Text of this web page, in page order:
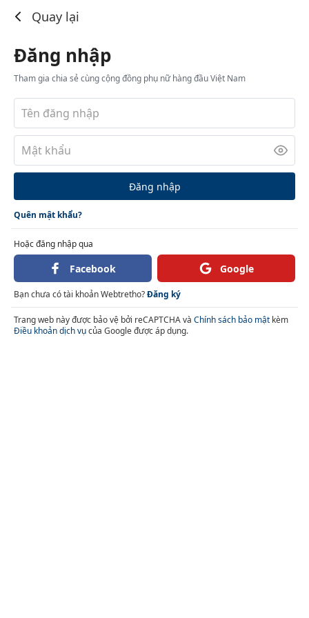
Quay lại
Đăng nhập
Tham gia chia sẻ cùng cộng đồng phụ nữ hàng đầu Việt Nam
Đăng nhập
Quên mật khẩu?
Hoặc đăng nhập qua
Facebook Google
Bạn chưa có tài khoản Webtretho?Đăng ký
Trang web này được bảo vệ bởi reCAPTCHA và Chính sách bảo mật kèm
Điều khoản dịch vụcủa Google được áp dụng.